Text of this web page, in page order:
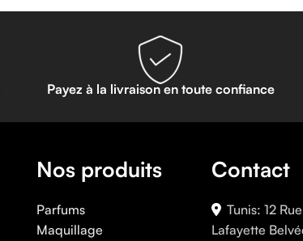
Payez à la livraison en toute confiance
Nos produits
Parfums
Maquillage
Contact
Tunis: 12
Lafayette